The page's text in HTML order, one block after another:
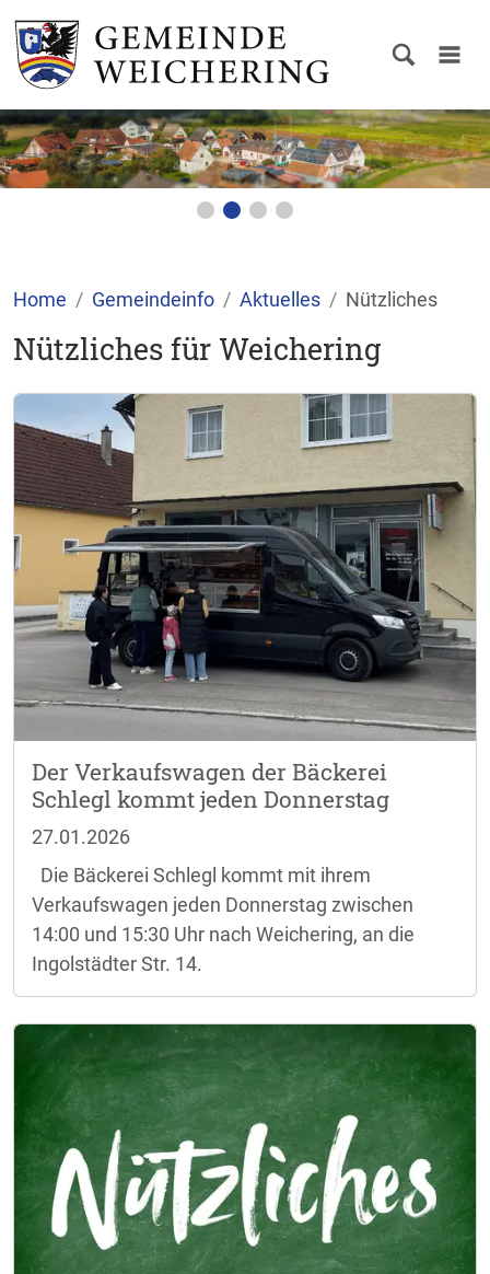
Home Gemeindeinfo Aktuelles Nützliches
Nützliches für Weichering
Der Verkaufswagen der Bäckerei
Schlegl kommt jeden Donnerstag
27.01.2026
Die Bäckerei Schlegl kommt mit ihrem
Verkaufswagen jeden Donnerstag zwischen
14:00 und 15:30 Uhr nach Weichering, an die
Ingolstädter Str. 14.